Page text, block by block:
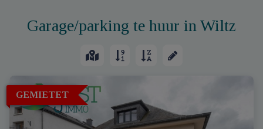
Garage/parking te huur in Wiltz
GEMIETET